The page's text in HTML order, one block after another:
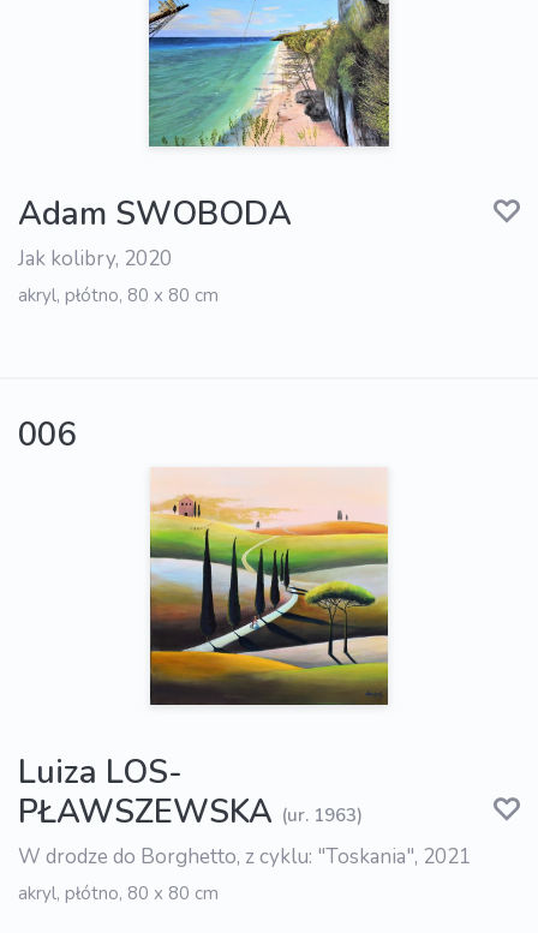
Adam SWOBODA
Jak kolibry, 2020
akryl, płótno, 80 x 80 cm
006
Luiza LOS-
PŁAWSZEWSKA (ur. 1963)
W drodze do Borghetto, z cyklu: "Toskania", 2021
akryl, płótno, 80 x 80 cm